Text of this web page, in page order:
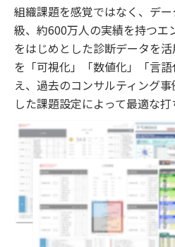
組織課題を感覚ではなく、デ
級、約600万人の実績を持つエ
をはじめとした診断データを
を「可視化」「数値化」「言
え、過去のコンサルティング
した課題設定によって最適な打